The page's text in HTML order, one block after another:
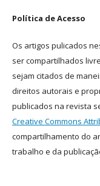
Política de Acesso
Os artigos pulicados
ser compartilhados
sejam citados de
direitos autorais e
publicados na revista
Creative Commons
compartilhamento do
trabalho e da